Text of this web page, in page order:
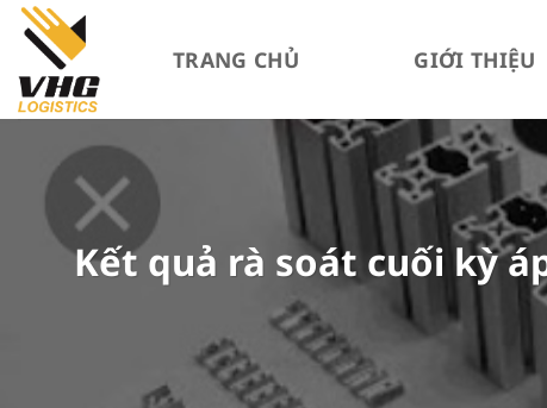
Bỏ
qua
nội
dung
TRANG CHỦ GIỚI THIỆU
Kết quả rà soát cuối kỳ